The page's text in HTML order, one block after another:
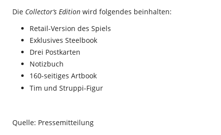
Die Collector‘s Edition wird folgendes beinhalten:
Retail-Version des Spiels
Exklusives Steelbook
Drei Postkarten
Notizbuch
160-seitiges Artbook
Tim und Struppi-Figur
Quelle: Pressemitteilung